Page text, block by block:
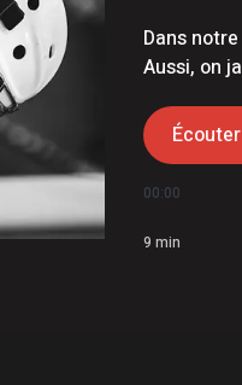
l’Opération nationale
Dans
Aussi, on
Écouter
00:00
9 min